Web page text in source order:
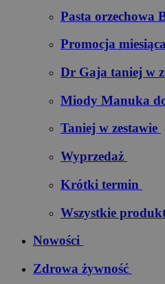
Pasta orzechowa
Promocja miesiąca
Dr Gaja taniej w
Miody Manuka
Taniej w zestawie
Wyprzedaż
Krótki termin
Wszystkie
Nowości
Zdrowa żywność